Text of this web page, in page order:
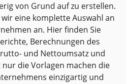
von Grund auf zu erstellen.
eine komplette Auswahl an
an. Hier finden Sie
Berechnungen des
und Nettoumsatz und
die Vorlagen machen die
einzigartig und